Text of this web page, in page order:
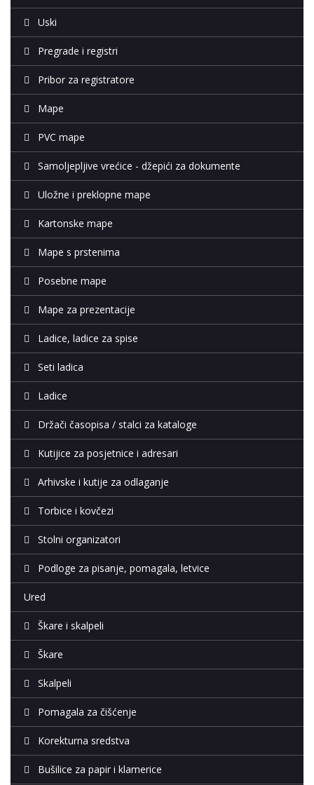
Uski
Pregrade i registri
Pribor za registratore
Mape
PVC mape
Samoljepljive vrećice - džepići za dokumente
Uložne i preklopne mape
Kartonske mape
Mape s prstenima
Posebne mape
Mape za prezentacije
Ladice, ladice za spise
Seti ladica
Ladice
Držači časopisa / stalci za kataloge
Kutijice za posjetnice i adresari
Arhivske i kutije za odlaganje
Torbice i kovčezi
Stolni organizatori
Podloge za pisanje, pomagala, letvice
Ured
Škare i skalpeli
Škare
Skalpeli
Pomagala za čišćenje
Korekturna sredstva
Bušilice za papir i klamerice